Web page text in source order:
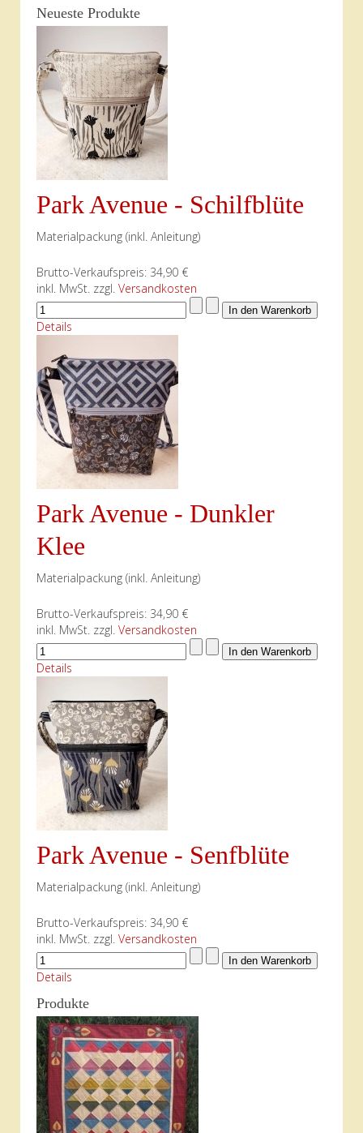
Neueste Produkte
Park Avenue - Schilfblüte
Materialpackung (inkl. Anleitung)
Brutto-Verkaufspreis: 34,90 €
inkl. MwSt. zzgl. Versandkosten
Details
Park Avenue - Dunkler
Klee
Materialpackung (inkl. Anleitung)
Brutto-Verkaufspreis: 34,90 €
inkl. MwSt. zzgl. Versandkosten
Details
Park Avenue - Senfblüte
Materialpackung (inkl. Anleitung)
Brutto-Verkaufspreis: 34,90 €
inkl. MwSt. zzgl. Versandkosten
Details
Produkte